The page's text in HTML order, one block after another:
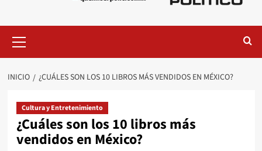
principal
INICIO ¿CUÁLES SON LOS 10 LIBROS MÁS VENDIDOS EN MÉXICO?
Cultura y Entretenimiento
¿Cuáles son los 10 libros más
vendidos en México?